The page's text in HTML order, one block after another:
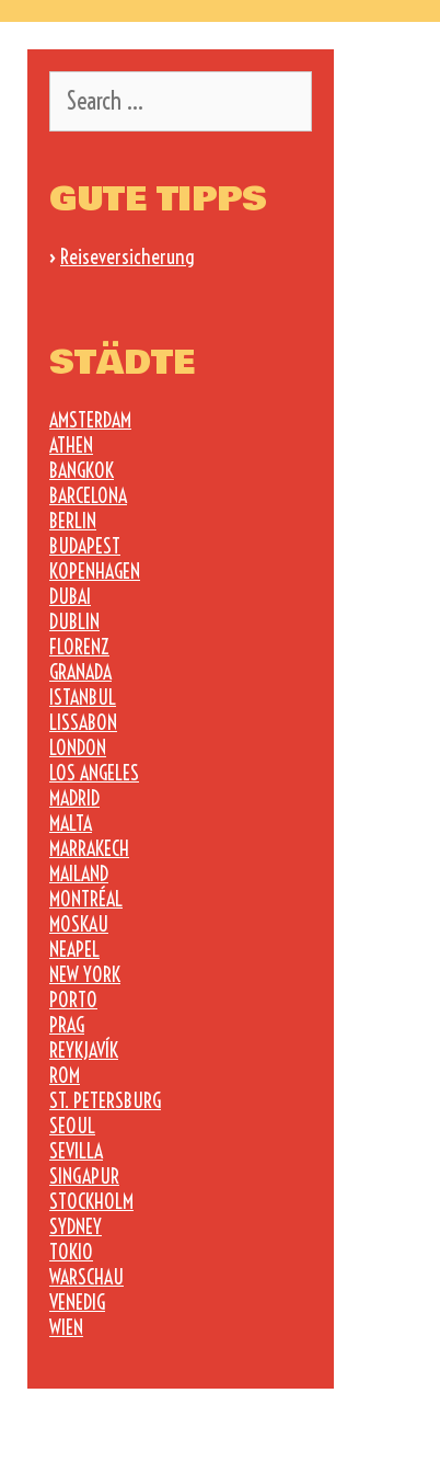
for:
GUTE TIPPS
› Reiseversicherung
STÄDTE
AMSTERDAM
ATHEN
BANGKOK
BARCELONA
BERLIN
BUDAPEST
KOPENHAGEN
DUBAI
DUBLIN
FLORENZ
GRANADA
ISTANBUL
LISSABON
LONDON
LOS ANGELES
MADRID
MALTA
MARRAKECH
MAILAND
MONTRÉAL
MOSKAU
NEAPEL
NEW YORK
PORTO
PRAG
REYKJAVÍK
ROM
ST. PETERSBURG
SEOUL
SEVILLA
SINGAPUR
STOCKHOLM
SYDNEY
TOKIO
WARSCHAU
VENEDIG
WIEN